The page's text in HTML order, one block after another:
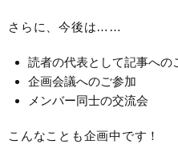
さらに、今後は……
読者の代表として記事への
企画会議へのご参加
メンバー同士の交流会
こんなことも企画中です！